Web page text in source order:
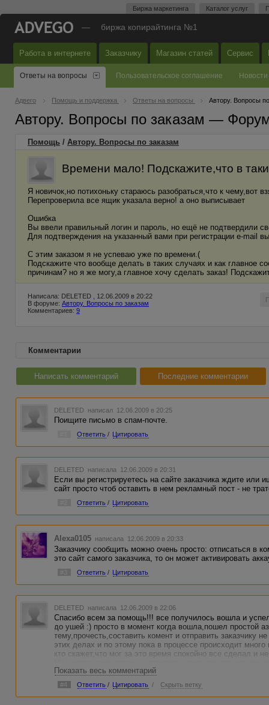
Биржа маркетинга Каталог услуг
— биржа копирайтинга №1
Работа в интернете Заказчику Магазин статей Сервис
Ответы на вопросы Пользовательское соглашение Новости
Адвего Помощь и поддержка Ответы на вопросы Автору. Вопросы
Автору. Вопросы по заказам —
Помощь / Автору. Вопросы по заказам
Времени мало! Подскажите,что в
Я новичок,но потихоньку стараюсь разобраться,что к чему,вот
Перепроверила все ящик указала верно! а оно выписывает
Ошибка
Вы ввели правильный логин и пароль, но ещё не подтвердили
Для подтверждения на указанный вами при регистрации e-mail
С этим заказом я не успеваю уже по времени.(
Подскажите что вообще делать в таких случаях и как главное
причинам? но я же могу,а главное хочу сделать заказ!
Написала: DELETED , 12.06.2009 в 20:22
В форуме: Автору. Вопросы по заказам
Комментариев: 9
Комментарии
Написать комментарий Последние комментарии
DELETED написал 12.06.2009 в 20:25
Поищите письмо в спам-почте.
Ответить / Цитировать
DELETED написала 12.06.2009 в 20:31
Если вы регистрируетесь на сайте заказчика ждите
сайт просто чтоб оставить в нем рекламный пост - не
Ответить / Цитировать
Alexa0105 написала 12.06.2009 в 20:33
Заказчику сообщить можно очень просто: отписаться в
это сайт самого заказчика, то он может активировать
#3 Ответить / Цитировать
DELETED написала 12.06.2009 в 22:06
Спасибо всем за помощь!!! все получилось вошла и
до ушей :) просто в момент когда вошла,пошел простой
тему,прочесть,составить комент и отправить заказчику
этих делах и по этому пока в процессе происходит
кто скажет,что мог за это время спокойно все сделал и
А alekssh спасибо отдельное и большое!!!за
времени какой либо совет(даже если не
понимаешь что тебя не игнорят.Это..приводит в
слов нет,просто Спасибо!
Показать весь комментарий
#4 Ответить / Цитировать / Скрыть ветку